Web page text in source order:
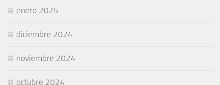
enero 2025
diciembre 2024
noviembre 2024
octubre 2024